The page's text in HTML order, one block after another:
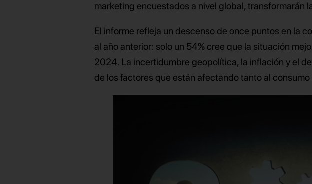
marketing encuestados a nivel global, transformarán
El informe refleja un descenso de once puntos en la
al año anterior: solo un 54% cree que la situación
2024. La incertidumbre geopolítica, la inflación y el
de los factores que están afectando tanto al